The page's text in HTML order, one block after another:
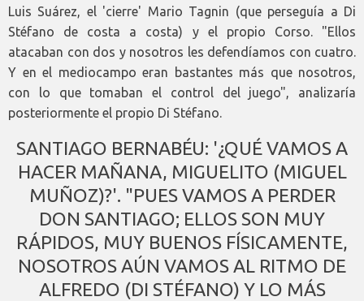
Luis Suárez, el 'cierre' Mario Tagnin (que perseguía a Di
Stéfano de costa a costa) y el propio Corso. "Ellos
atacaban con dos y nosotros les defendíamos con cuatro.
Y en el mediocampo eran bastantes más que nosotros,
con lo que tomaban el control del juego", analizaría
posteriormente el propio Di Stéfano.
SANTIAGO BERNABÉU: '¿QUÉ VAMOS A
HACER MAÑANA, MIGUELITO (MIGUEL
MUÑOZ)?'. "PUES VAMOS A PERDER
DON SANTIAGO; ELLOS SON MUY
RÁPIDOS, MUY BUENOS FÍSICAMENTE,
NOSOTROS AÚN VAMOS AL RITMO DE
ALFREDO (DI STÉFANO) Y LO MÁS